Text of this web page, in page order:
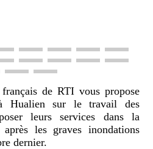
de RTI vous propose
Hualien sur le travail des
leurs services dans la
les graves inondations
dernier.